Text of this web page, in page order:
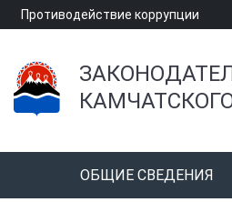
Противодействие коррупции
ОБЩИЕ СВЕДЕНИЯ